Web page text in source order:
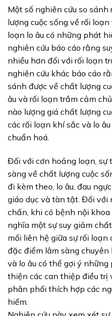
Một số nghiên cứu so
lượng cuộc sống về rối
loạn lo âu có những phát
nghiên cứu báo cáo rằng
nhiều hơn đối với rối loạn
nghiên cứu khác báo cáo
sánh được về chất lượng
âu và rối loạn trầm cảm
nào lượng giá chất lượng
các rối loạn khí sắc và lo
chuẩn hoá.
Đối với cơn hoảng loạn, sự
sàng về chất lượng cuộc
đi kèm theo, lo âu, đau
giáo dục và tàn tật. Đối với
chấn, khi có bệnh nội
nghĩa một sự suy giảm
mối liên hệ giữa sự rối loạn
đặc điểm lâm sàng chuyên
và lo âu có thể gợi ý
thiện các can thiệp điều trị
phân phối thích hợp các
hiếm.